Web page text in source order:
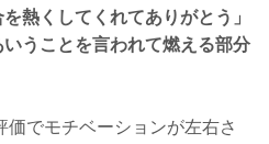
熱くしてくれてありがとう」
うことを言われて燃える部分
価でモチベーションが左右さ